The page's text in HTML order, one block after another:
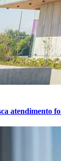
atendimento